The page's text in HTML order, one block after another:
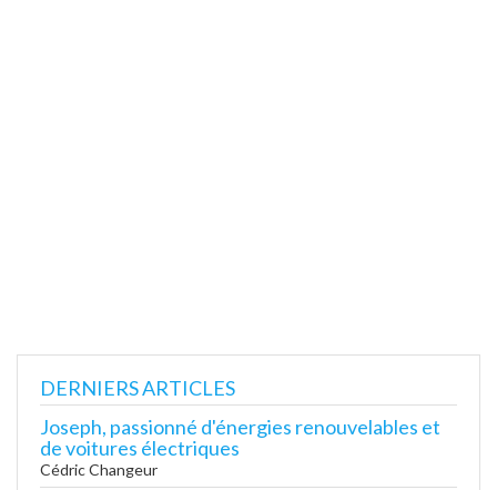
DERNIERS ARTICLES
Joseph, passionné d'énergies renouvelables et
de voitures électriques
Cédric Changeur